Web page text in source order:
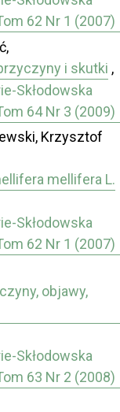
62 Nr 1 (2007)
i skutki ,
Skłodowska
64 Nr 3 (2009)
Krzysztof
mellifera L.
Skłodowska
62 Nr 1 (2007)
objawy,
Skłodowska
63 Nr 2 (2008)